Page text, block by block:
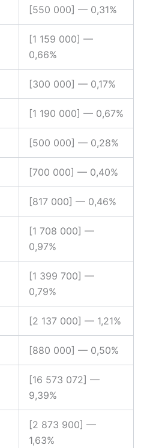
[550 000] — 0,31%
[1 159 000] —
0,66%
[300 000] — 0,17%
[1 190 000] — 0,67%
[500 000] — 0,28%
[700 000] — 0,40%
[817 000] — 0,46%
[1 708 000] —
0,97%
[1 399 700] —
0,79%
[2 137 000] — 1,21%
[880 000] — 0,50%
[16 573 072] —
9,39%
[2 873 900] —
1,63%